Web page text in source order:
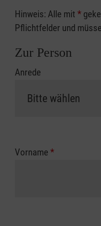
Hinweis: Alle mit *
Pflichtfelder und
Zur Person
Anrede
Vorname *